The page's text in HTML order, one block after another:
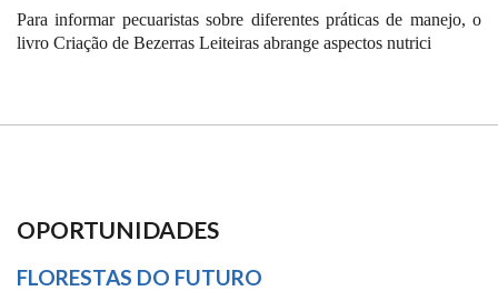
Para informar pecuaristas sobre diferentes práticas de manejo, o
livro Criação de Bezerras Leiteiras abrange aspectos nutrici
OPORTUNIDADES
FLORESTAS DO FUTURO